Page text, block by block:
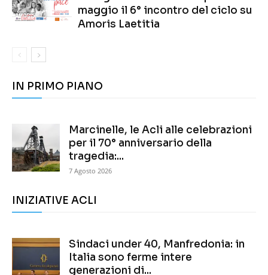
maggio il 6° incontro del ciclo su
Amoris Laetitia
IN PRIMO PIANO
Marcinelle, le Acli alle celebrazioni
per il 70° anniversario della
tragedia:...
7 Agosto 2026
INIZIATIVE ACLI
Sindaci under 40, Manfredonia: in
Italia sono ferme intere
generazioni di...